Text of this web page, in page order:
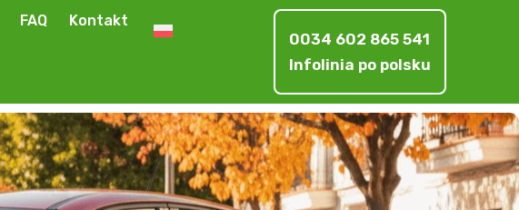
FAQ Kontakt
0034 602 865 541
Infolinia po polsku